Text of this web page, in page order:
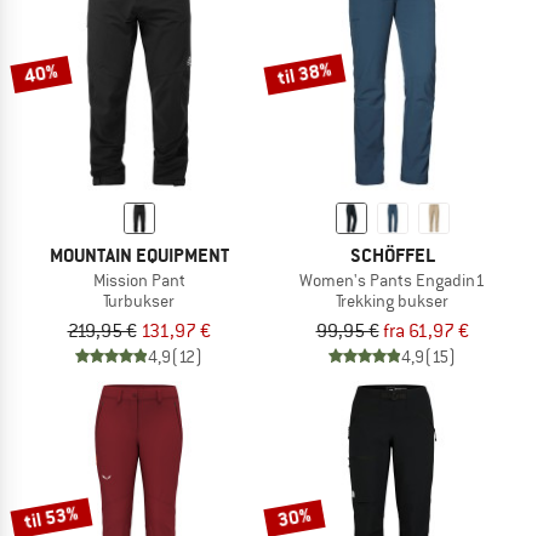
40%
MOUNTAIN EQUIPMENT
Mission Pant
Turbukser
219,95 € 131,97 €
4,9(12)
til 38%
SCHÖFFEL
Women's Pants Engadin1
Trekking bukser
99,95 €fra 61,97 €
4,9(15)
til 53% 30%